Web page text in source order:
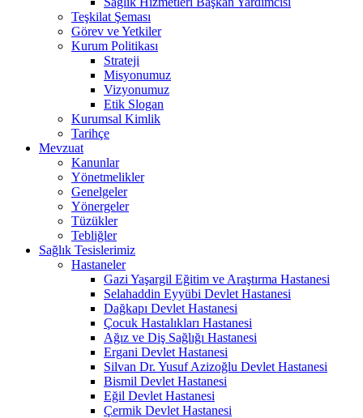
Teşkilat Şeması
Görev ve Yetkiler
Kurum Politikası
Strateji
Misyonumuz
Vizyonumuz
Etik Slogan
Kurumsal Kimlik
Tarihçe
Mevzuat
Kanunlar
Yönetmelikler
Genelgeler
Yönergeler
Tüzükler
Tebliğler
Sağlık Tesislerimiz
Hastaneler
Gazi Yaşargil Eğitim ve Araştırma Hastanesi
Selahaddin Eyyübi Devlet Hastanesi
Dağkapı Devlet Hastanesi
Çocuk Hastalıkları Hastanesi
Ağız ve Diş Sağlığı Hastanesi
Ergani Devlet Hastanesi
Silvan Dr. Yusuf Azizoğlu Devlet Hastanesi
Bismil Devlet Hastanesi
Eğil Devlet Hastanesi
Çermik Devlet Hastanesi